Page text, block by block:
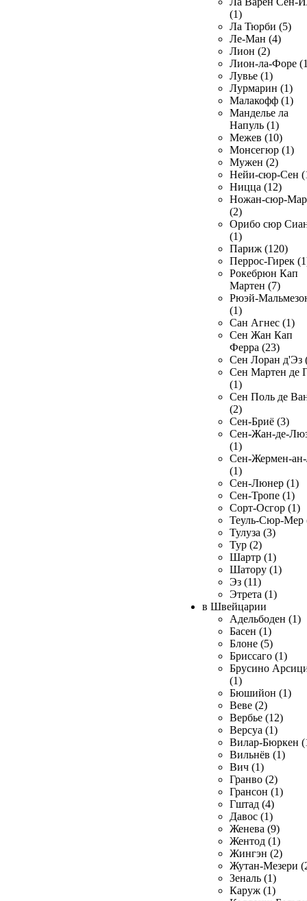
(1)
Ла Тюрби (5)
Ле-Ман (4)
Лион (2)
Лион-ла-Форе
Лувье (1)
Лурмарин (1)
Малакофф (1)
Манделье ла
Напуль (1)
Межев (10)
Монсегюр (1)
Мужен (2)
Нейи-сюр-Сен
Ницца (12)
Ножан-сюр-
(2)
Орибо сюр
(1)
Париж (120)
Перрос-Гирек
Рокебрюн Кап
Мартен (7)
Рюэй-
(1)
Сан Агнес (1)
Сен Жан Кап
Ферра (23)
Сен Лоран д'Эз
Сен Мартен де
(1)
Сен Поль де
(2)
Сен-Бриё (3)
Сен-Жан-де-
(1)
Сен-Жермен-
(1)
Сен-Люнер (1)
Сен-Тропе (1)
Сорт-Осгор (1)
Теуль-Сюр-Мер
Тулуза (3)
Тур (2)
Шартр (1)
Шатору (1)
Эз (11)
Этрета (1)
в Швейцарии
Адельбоден (1)
Басен (1)
Блоне (5)
Бриссаго (1)
Брусино
(1)
Бюшийон (1)
Веве (2)
Вербье (12)
Версуа (1)
Вилар-Бюркен
Вильнёв (1)
Вич (1)
Гранво (2)
Грансон (1)
Гштад (4)
Давос (1)
Женева (9)
Жентод (1)
Жингэн (2)
Жутан-Мезери
Зеналь (1)
Каруж (1)